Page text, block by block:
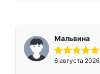
Мальвина
6 августа 2026